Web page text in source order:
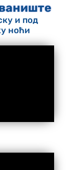
и под
ноћи